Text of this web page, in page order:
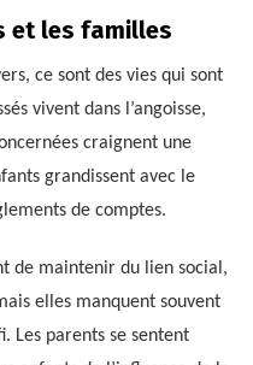
et les familles
ce sont des vies qui sont
vivent dans l’angoisse,
craignent une
grandissent avec le
de comptes.
de maintenir du lien social,
elles manquent souvent
Les parents se sentent